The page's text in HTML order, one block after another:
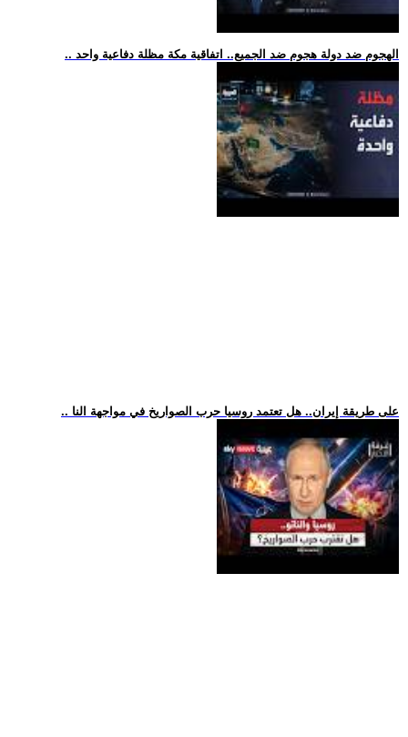
.. الهجوم ضد دولة هجوم ضد الجميع.. اتفاقية مكة مظلة دفاعية واحد
.. على طريقة إيران.. هل تعتمد روسيا حرب الصواريخ في مواجهة النا